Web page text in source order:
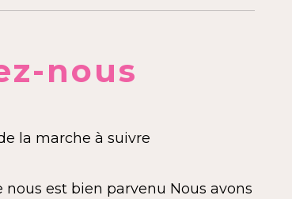
nous
la marche à suivre
nous est bien parvenu Nous avons